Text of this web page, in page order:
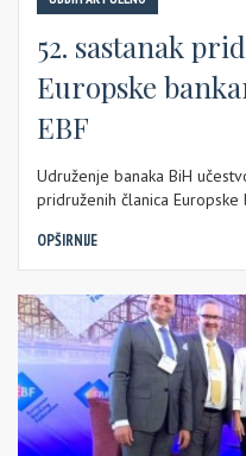
52. sastanak
Europske
EBF
Udruženje banaka BiH
pridruženih članica Europske
OPŠIRNIJE